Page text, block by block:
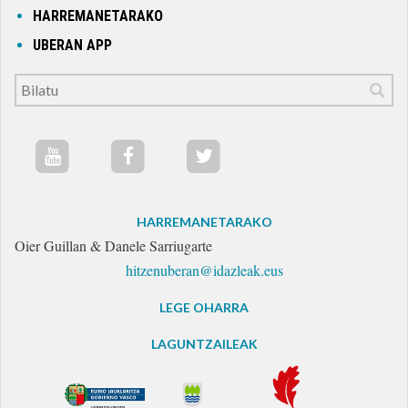
HARREMANETARAKO
UBERAN APP
HARREMANETARAKO
Oier Guillan & Danele Sarriugarte
hitzenuberan@idazleak.eus
LEGE OHARRA
LAGUNTZAILEAK